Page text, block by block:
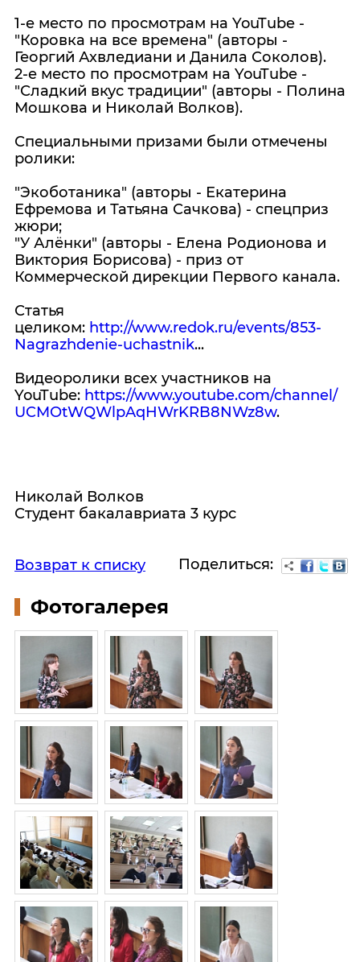
1-е место по просмотрам на YouTube -
"Коровка на все времена" (авторы -
Георгий Ахвледиани и Данила Соколов).
2-е место по просмотрам на YouTube -
"Сладкий вкус традиции" (авторы - Полина
Мошкова и Николай Волков).
Специальными призами были отмечены
ролики:
"Экоботаника" (авторы - Екатерина
Ефремова и Татьяна Сачкова) - спецприз
жюри;
"У Алёнки" (авторы - Елена Родионова и
Виктория Борисова) - приз от
Коммерческой дирекции Первого канала.
Статья
целиком: http://www.redok.ru/events/853-
Nagrazhdenie-uchastnik...
Видеоролики всех участников на
YouTube: https://www.youtube.com/channel/
UCMOtWQWlpAqHWrKRB8NWz8w.
Николай Волков
Студент бакалавриата 3 курс
Возврат к списку Поделиться:
Фотогалерея